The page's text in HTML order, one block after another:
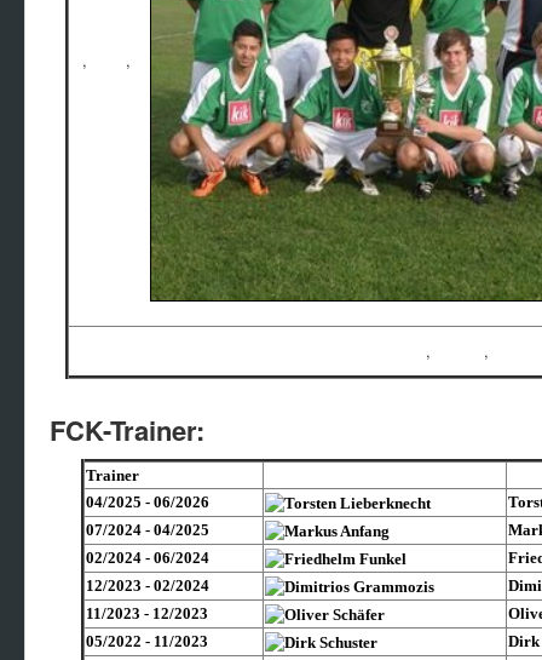
, ,
, ,
FCK-Trainer:
Trainer
04/2025 - 06/2026
07/2024 - 04/2025
02/2024 - 06/2024
12/2023 - 02/2024
11/2023 - 12/2023
05/2022 - 11/2023
Dirk